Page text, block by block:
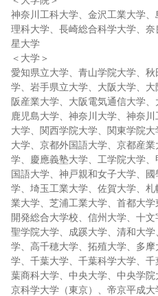
神奈川工科大学、金沢工業大学
理科大学、長崎総合科学大学、
星大学
＜大学＞
愛知県立大学、青山学院大学、
学、岩手県立大学、大阪大学、
阪産業大学、大阪電気通信大学、
鹿児島大学、神奈川大学、神奈
大学、関西学院大学、関東学院
大学、京都外国語大学、京都産
学、慶應義塾大学、工学院大学
国語大学、神戸親和女子大学、
学、埼玉工業大学、佐賀大学、
業大学、芝浦工業大学、首都大
開発総合大学校、信州大学、十文
聖学院大学、成蹊大学、清和大
学、高千穂大学、拓殖大学、多
学、千葉大学、千葉科学大学、
葉商科大学、中央大学、中央学
京科学大学（東京）、帝京平成